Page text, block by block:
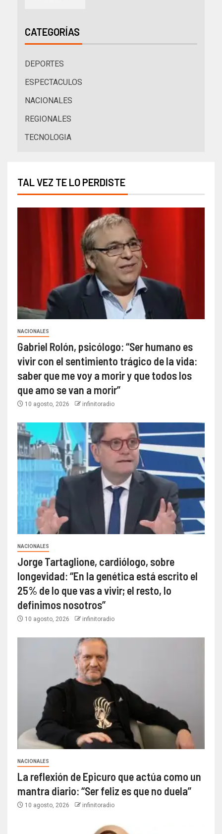
CATEGORÍAS
DEPORTES
ESPECTACULOS
NACIONALES
REGIONALES
TECNOLOGIA
TAL VEZ TE LO PERDISTE
NACIONALES
Gabriel Rolón, psicólogo: “Ser humano es
vivir con el sentimiento trágico de la vida:
saber que me voy a morir y que todos los
que amo se van a morir”
10 agosto, 2026 infinitoradio
NACIONALES
Jorge Tartaglione, cardiólogo, sobre
longevidad: “En la genética está escrito el
25% de lo que vas a vivir; el resto, lo
definimos nosotros”
10 agosto, 2026 infinitoradio
NACIONALES
La reflexión de Epicuro que actúa como un
mantra diario: “Ser feliz es que no duela”
10 agosto, 2026 infinitoradio